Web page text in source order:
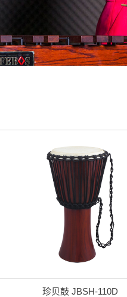
珍贝鼓 JBSH-110D